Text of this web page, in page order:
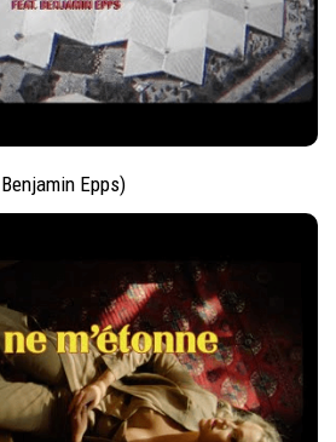
Epps)